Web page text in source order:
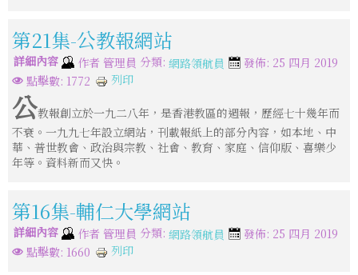
第21集-公教報網站
詳細內容 作者 管理員 分類: 網路領航員
發佈: 25 四月 2019
點擊數: 1772
列印
公教報創立於一九二八年，是香港教區的週報，歷經七十幾年而
不衰。一九九七年設立網站，刊載報紙上的部分內容，如本地、中
華、普世教會、政治與宗教、社會、教育、家庭、信仰版、喜樂少
年等。資料新而又快。
第16集-輔仁大學網站
詳細內容 作者 管理員 分類: 網路領航員
發佈: 25 四月 2019
點擊數: 1660
列印